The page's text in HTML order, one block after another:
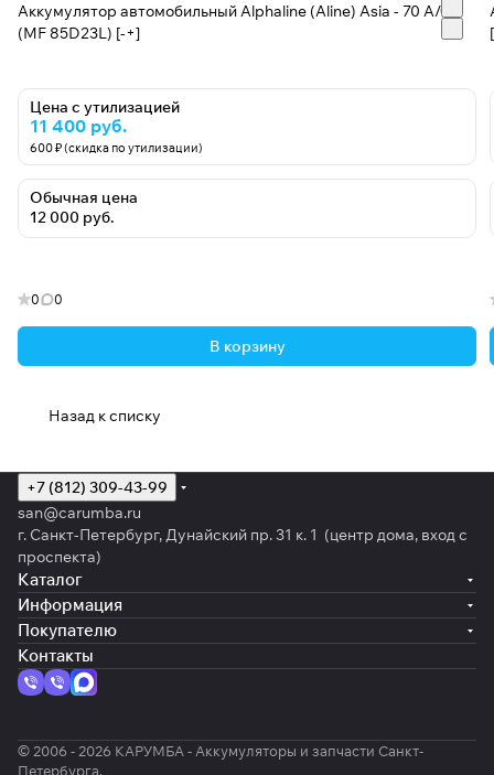
Аккумулятор автомобильный Alphaline (Aline) Asia - 70 А/ч
(MF 85D23L) [-+]
Цена с утилизацией
11 400 руб.
600 ₽ (скидка по утилизации)
Обычная цена
12 000 руб.
0 0
В корзину
Назад к списку
+7 (812) 309-43-99
san@carumba.ru
г. Санкт-Петербург, Дунайский пр. 31 к. 1 (центр дома, вход с
проспекта)
Каталог
Информация
Покупателю
Контакты
© 2006 - 2026 КАРУМБА - Аккумуляторы и запчасти Санкт-
Петербурга.